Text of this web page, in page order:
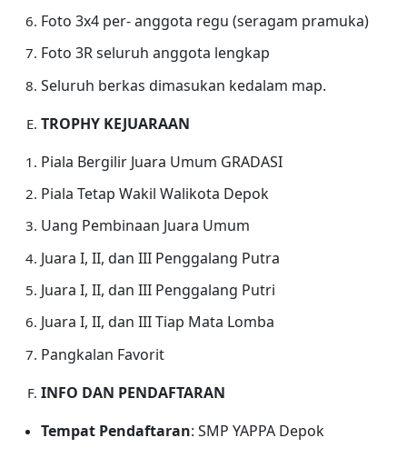
Foto 3x4 per- anggota regu (seragam pramuka)
Foto 3R seluruh anggota lengkap
Seluruh berkas dimasukan kedalam map.
TROPHY KEJUARAAN
Piala Bergilir Juara Umum GRADASI
Piala Tetap Wakil Walikota Depok
Uang Pembinaan Juara Umum
Juara I, II, dan III Penggalang Putra
Juara I, II, dan III Penggalang Putri
Juara I, II, dan IIITiap Mata Lomba
Pangkalan Favorit
INFO DAN PENDAFTARAN
Tempat Pendaftaran: SMP YAPPA Depok